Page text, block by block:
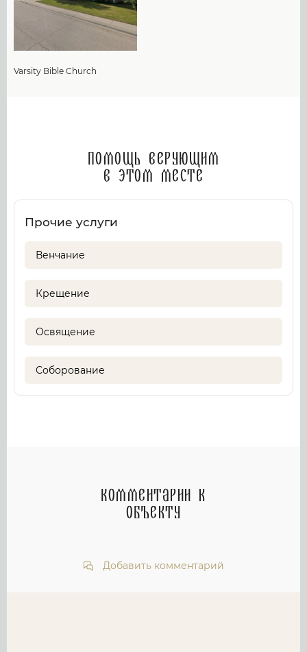
Varsity Bible Church
Помощь верующим
в этом месте
Прочие услуги
Венчание
Крещение
Освящение
Соборование
Комментарии к
объекту
Добавить комментарий